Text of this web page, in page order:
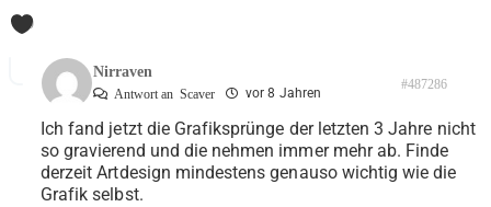
0
Nirraven
Antwort an Scaver vor 8 Jahren
#487286
Ich fand jetzt die Grafiksprünge der letzten 3 Jahre nicht
so gravierend und die nehmen immer mehr ab. Finde
derzeit Artdesign mindestens genauso wichtig wie die
Grafik selbst.